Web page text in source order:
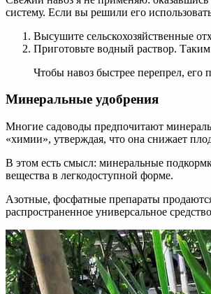
систему. Если вы решили его
Высушите сельскохозяйственные
Приготовьте водный раствор.
Чтобы навоз быстрее перепрел,
Минеральные удобрения
Многие садоводы предпочитают
«химии», утверждая, что она снижает
В этом есть смысл: минеральные
вещества в легкодоступной форме.
Азотные, фосфатные препараты
распространенное универсальное